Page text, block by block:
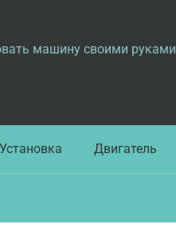
машину своими руками
Установка Двигатель